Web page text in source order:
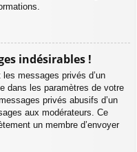
indésirables !
messages privés d’un
dans les paramètres de votre
privés abusifs d’un
aux modérateurs. Ce
un membre d’envoyer